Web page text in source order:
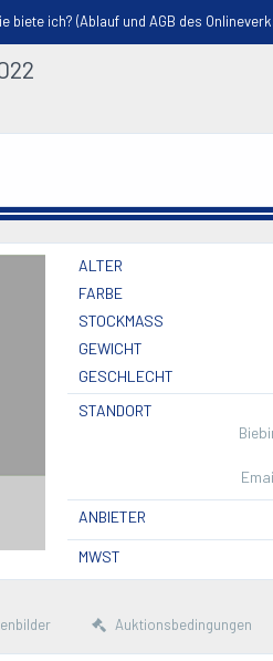
ich? (Ablauf und AGB des
ALTER
FARBE
STOCKMASS
GEWICHT
GESCHLECHT
STANDORT
ANBIETER
MWST
Auktionsbedingungen